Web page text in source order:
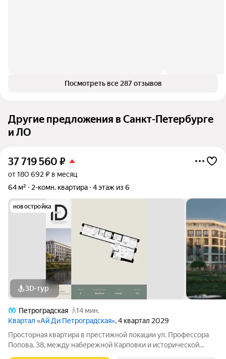
Посмотреть все 287 отзывов
Другие предложения в Санкт-Петербурге
и ЛО
37 719 560 ₽
от 180 692 ₽ в месяц
64 м²
2-комн. квартира 4 этаж из 6
новостройка
3D-тур
Петроградская
14 мин.
Квартал «Ай Ди Петроградская», 4 квартал 2029
Просторная квартира в престижной локации ул. Профессора
Попова, 38, между набережной Карповки и исторической